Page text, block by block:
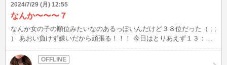
2024/7/29 (月) 12:55
なんか〜〜〜７
なんか女の子の順位みたいなのあるっぽいんだけど３８位だった（ ; ;
） あおい負けず嫌いだから頑張る！！！ 今日はとりあえず１３：３
あおいが待機してたらお話しにきてね⭐︎ ５分でも嬉しいから（＾＾）